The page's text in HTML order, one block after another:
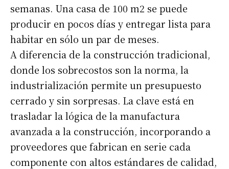
semanas. Una casa de 100 m2 se puede
producir en pocos días y entregar lista para
habitar en sólo un par de meses.
A diferencia de la construcción tradicional,
donde los sobrecostos son la norma, la
industrialización permite un presupuesto
cerrado y sin sorpresas. La clave está en
trasladar la lógica de la manufactura
avanzada a la construcción, incorporando a
proveedores que fabrican en serie cada
componente con altos estándares de calidad,